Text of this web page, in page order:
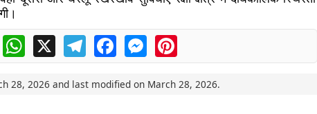
WhatsApp
X TelegramFacebookMessengerPinterest
28, 2026 and last modified on March 28, 2026.